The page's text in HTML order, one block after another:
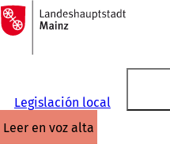
Saltar al contenido
A
la
página
Legislación local
leer en voz alta